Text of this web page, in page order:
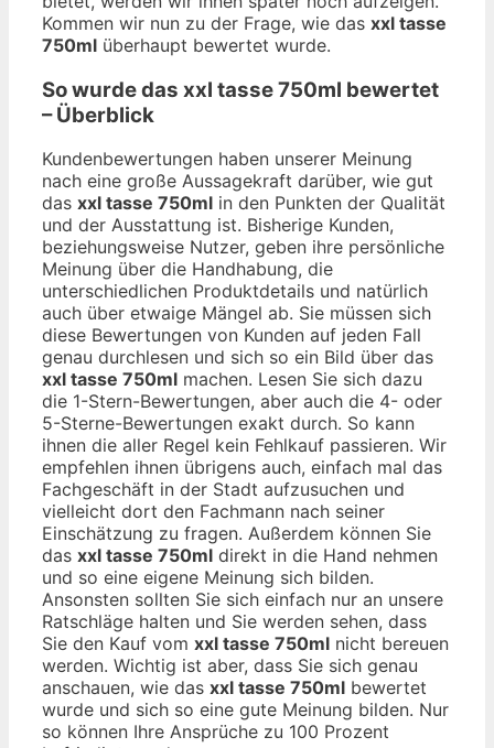
Kommen wir nun zu der Frage, wie das xxl tasse
750ml überhaupt bewertet wurde.
So wurde das xxl tasse 750ml bewertet
– Überblick
Kundenbewertungen haben unserer Meinung
nach eine große Aussagekraft darüber, wie gut
das xxl tasse 750ml in den Punkten der Qualität
und der Ausstattung ist. Bisherige Kunden,
beziehungsweise Nutzer, geben ihre persönliche
Meinung über die Handhabung, die
unterschiedlichen Produktdetails und natürlich
auch über etwaige Mängel ab. Sie müssen sich
diese Bewertungen von Kunden auf jeden Fall
genau durchlesen und sich so ein Bild über das
xxl tasse 750ml machen. Lesen Sie sich dazu
die 1-Stern-Bewertungen, aber auch die 4- oder
5-Sterne-Bewertungen exakt durch. So kann
ihnen die aller Regel kein Fehlkauf passieren. Wir
empfehlen ihnen übrigens auch, einfach mal das
Fachgeschäft in der Stadt aufzusuchen und
vielleicht dort den Fachmann nach seiner
Einschätzung zu fragen. Außerdem können Sie
das xxl tasse 750ml direkt in die Hand nehmen
und so eine eigene Meinung sich bilden.
Ansonsten sollten Sie sich einfach nur an unsere
Ratschläge halten und Sie werden sehen, dass
Sie den Kauf vom xxl tasse 750ml nicht bereuen
werden. Wichtig ist aber, dass Sie sich genau
anschauen, wie das xxl tasse 750ml bewertet
wurde und sich so eine gute Meinung bilden. Nur
so können Ihre Ansprüche zu 100 Prozent